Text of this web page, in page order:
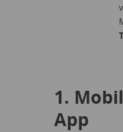
1.
App